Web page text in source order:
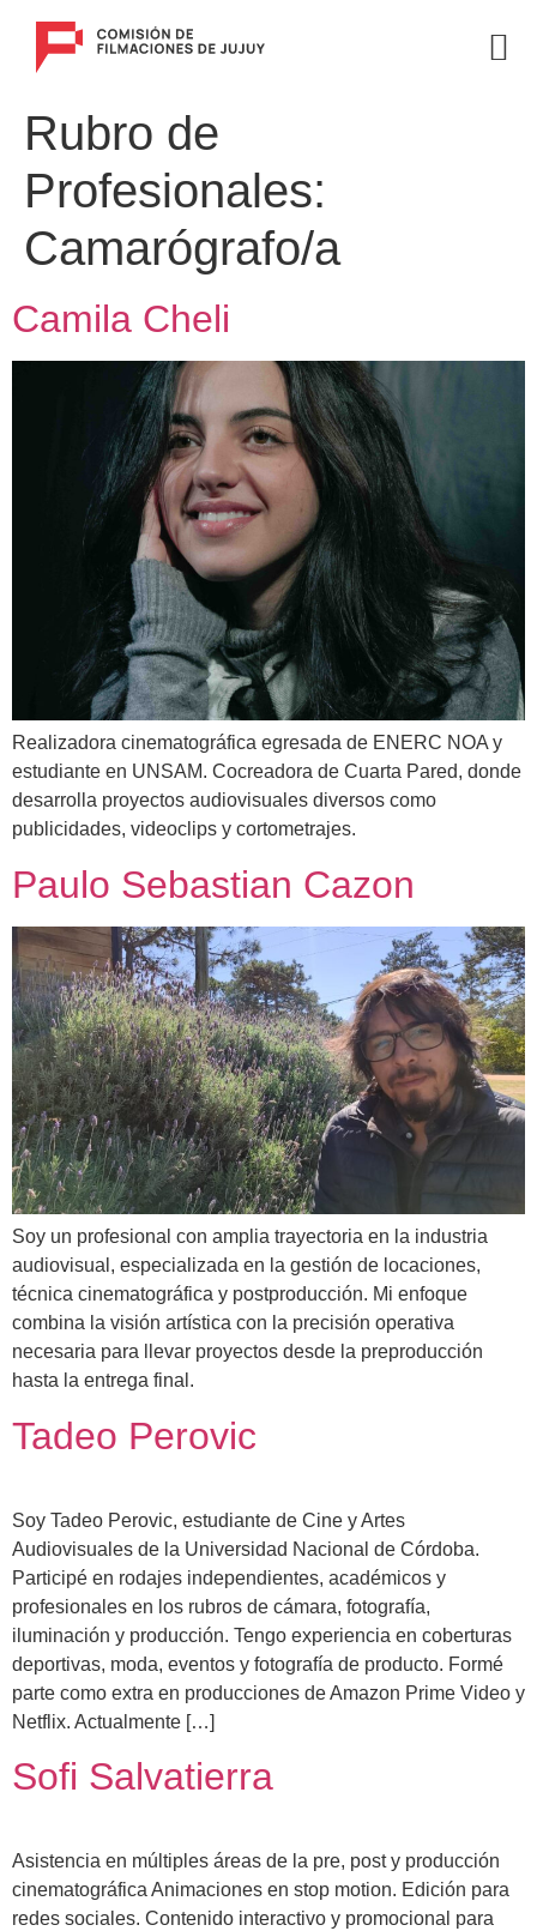
Rubro de
Profesionales:
Camarógrafo/a
Camila Cheli
Realizadora cinematográfica egresada de ENERC NOA y
estudiante en UNSAM. Cocreadora de Cuarta Pared, donde
desarrolla proyectos audiovisuales diversos como
publicidades, videoclips y cortometrajes.
Paulo Sebastian Cazon
Soy un profesional con amplia trayectoria en la industria
audiovisual, especializada en la gestión de locaciones,
técnica cinematográfica y postproducción. Mi enfoque
combina la visión artística con la precisión operativa
necesaria para llevar proyectos desde la preproducción
hasta la entrega final.
Tadeo Perovic
Soy Tadeo Perovic, estudiante de Cine y Artes
Audiovisuales de la Universidad Nacional de Córdoba.
Participé en rodajes independientes, académicos y
profesionales en los rubros de cámara, fotografía,
iluminación y producción. Tengo experiencia en coberturas
deportivas, moda, eventos y fotografía de producto. Formé
parte como extra en producciones de Amazon Prime Video y
Netflix. Actualmente […]
Sofi Salvatierra
Asistencia en múltiples áreas de la pre, post y producción
cinematográfica Animaciones en stop motion. Edición para
redes sociales. Contenido interactivo y promocional para